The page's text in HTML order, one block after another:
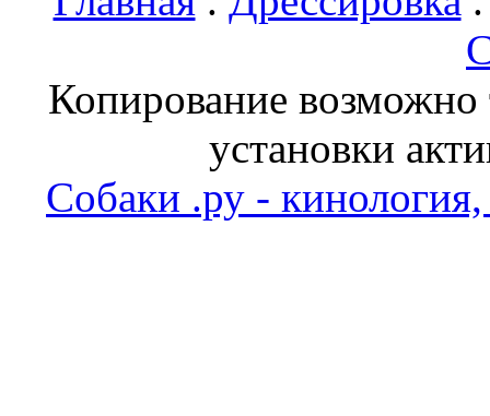
Копирование возможно
установки
Собаки .ру - кинология,